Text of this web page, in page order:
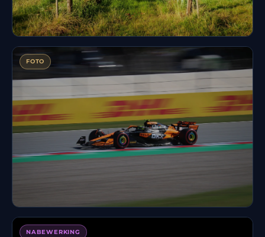
Campagnevideo Onwine
FOTO
Formula 1
NABEWERKING